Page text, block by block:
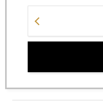
2012年11月20日
オニール氏 潮目は円安